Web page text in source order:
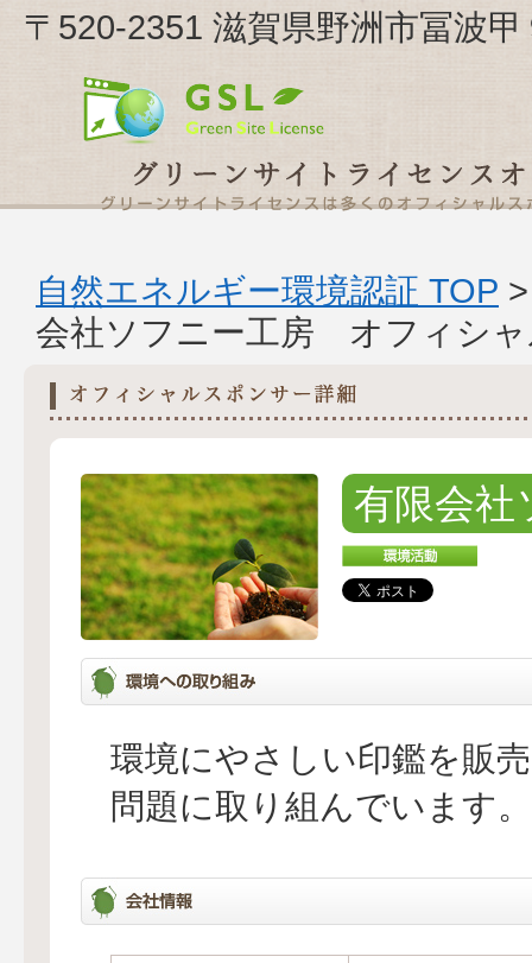
〒520-2351 滋賀県野洲市冨波
自然エネルギー環境認証 TOP
会社ソフニー工房 オフィシャ
有限会社
環境にやさしい印鑑を販
問題に取り組んでいます。